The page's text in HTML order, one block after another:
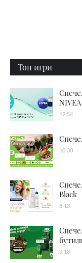
Топ игри
12:54
10:30
Black
8:13
9:18